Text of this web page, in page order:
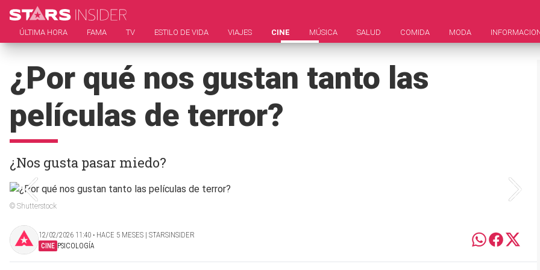
ÚLTIMA HORA FAMA TV ESTILO DE VIDA VIAJES CINE MÚSICA SALUD COMIDA MODA
¿Por qué nos gustan tanto las
películas de terror?
¿Nos gusta pasar miedo?
© Shutterstock
12/02/2026 11:40 ‧ HACE 5 MESES | STARSINSIDER
CINE PSICOLOGÍA